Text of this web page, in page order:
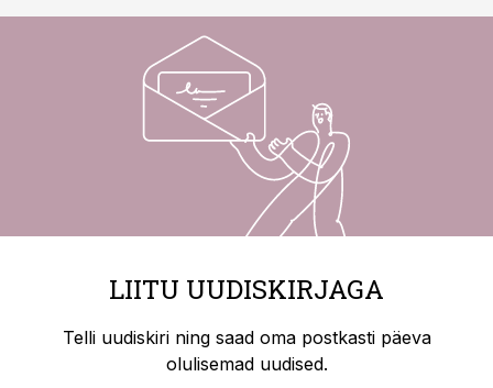
LIITU UUDISKIRJAGA
Telli uudiskiri ning saad oma postkasti päeva
olulisemad uudised.